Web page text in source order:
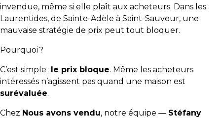
invendue, même si elle plaît aux acheteurs. Dans les
Laurentides, de Sainte-Adèle à Saint-Sauveur, une
mauvaise stratégie de prix peut tout bloquer.
Pourquoi ?
C’est simple : le prix bloque. Même les acheteurs
intéressés n’agissent pas quand une maison est
surévaluée.
Chez Nous avons vendu, notre équipe — Stéfany